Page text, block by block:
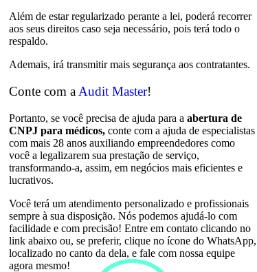
Além de estar regularizado perante a lei, poderá recorrer
aos seus direitos caso seja necessário, pois terá todo o
respaldo.
Ademais, irá transmitir mais segurança aos contratantes.
Conte com a Audit Master!
Portanto, se você precisa de ajuda para a abertura de
CNPJ para médicos, conte com a ajuda de especialistas
com mais 28 anos auxiliando empreendedores como
você a legalizarem sua prestação de serviço,
transformando-a, assim, em negócios mais eficientes e
lucrativos.
Você terá um atendimento personalizado e profissionais
sempre à sua disposição. Nós podemos ajudá-lo com
facilidade e com precisão! Entre em contato clicando no
link abaixo ou, se preferir, clique no ícone do WhatsApp,
localizado no canto da dela, e fale com nossa equipe
agora mesmo!